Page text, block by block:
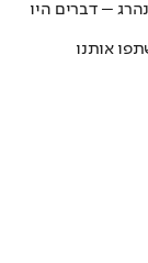
– דברים היו
אותנו